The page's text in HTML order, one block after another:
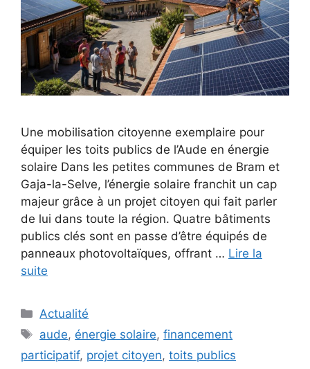
Une mobilisation citoyenne exemplaire pour
équiper les toits publics de l’Aude en énergie
solaire Dans les petites communes de Bram et
Gaja-la-Selve, l’énergie solaire franchit un cap
majeur grâce à un projet citoyen qui fait parler
de lui dans toute la région. Quatre bâtiments
publics clés sont en passe d’être équipés de
panneaux photovoltaïques, offrant … Lire la
suite
Catégories
Actualité
Étiquettes
aude, énergie solaire,financement
participatif, projet citoyen, toits publics